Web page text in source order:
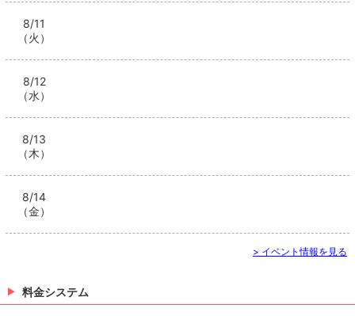
8/11
（火）
8/12
（水）
8/13
（木）
8/14
（金）
> イベント情報を見る
料金システム